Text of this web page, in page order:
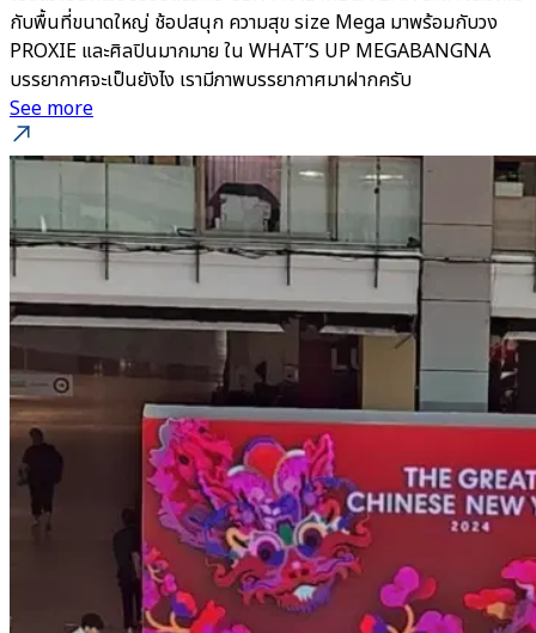
กับพื้นที่ขนาดใหญ่ ช้อปสนุก ความสุข size Mega มาพร้อมกับวง
PROXIE และศิลปินมากมาย ใน WHAT’S UP MEGABANGNA
บรรยากาศจะเป็นยังไง เรามีภาพบรรยากาศมาฝากครับ
See more